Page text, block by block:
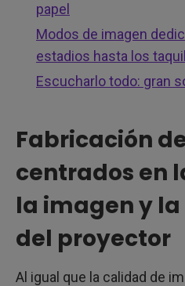
papel
Modos de imagen
estadios hasta los
Escucharlo todo: gran
Fabricación
centrados en
la imagen y
del proyector
Al igual que la calidad de